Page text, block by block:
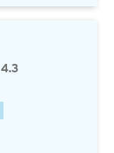
4.3